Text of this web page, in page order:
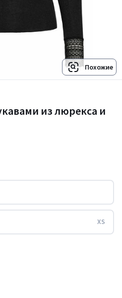
Похожие
из люрекса и
XS